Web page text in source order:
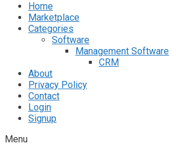
Home
Marketplace
Categories
Software
Management Software
CRM
About
Privacy Policy
Contact
Login
Signup
Menu